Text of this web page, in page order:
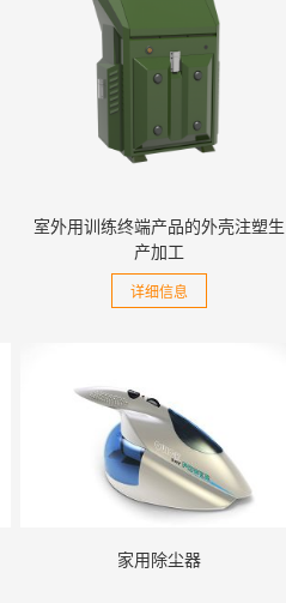
室外用训练终端产品的外壳注塑生
产加工
详细信息
家用除尘器